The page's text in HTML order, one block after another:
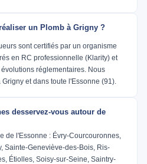
un Plomb à Grigny ?
sont certifiés par un organisme
en RC professionnelle (Klarity) et
réglementaires. Nous
et dans toute l'Essonne (91).
desservez-vous autour de
de l'Essonne : Évry-Courcouronnes,
Sainte-Geneviève-des-Bois, Ris-
Étiolles, Soisy-sur-Seine, Saintry-